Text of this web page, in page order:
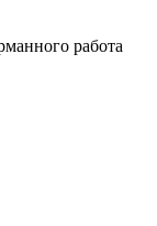
работа